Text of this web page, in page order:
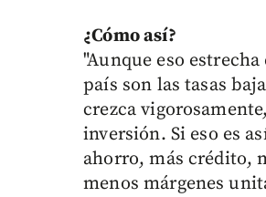
¿Cómo así?
"Aunque eso
país son las tasas
crezca
inversión. Si eso es
ahorro, más crédito,
menos márgenes